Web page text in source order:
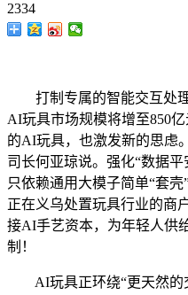
2334
打制专属的智能交互处理
AI玩具市场规模将增至850
的AI玩具，也激发新的思虑
司长何亚琼说。强化“数据
只依赖通用大模子简单“套
正在义乌处置玩具行业的商
接AI手艺资本，为年轻人供
制！
AI玩具正环绕“更天然的